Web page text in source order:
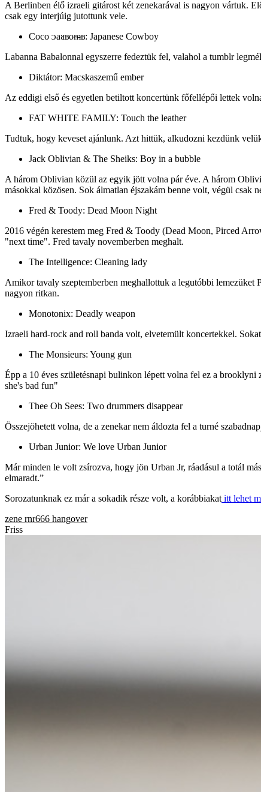
A Berlinben élő izraeli gitárost két zenekarával is nagyon
csak egy interjúig jutottunk vele.
Coco ᴐaᴚᴃoᵯᴃ: Japanese Cowboy
Labanna Babalonnal egyszerre fedeztük fel, valahol a tumblr
Diktátor: Macskaszemű ember
Az eddigi első és egyetlen betiltott koncertünk főfellépői lettek
FAT WHITE FAMILY: Touch the leather
Tudtuk, hogy keveset ajánlunk. Azt hittük, alkudozni kezdünk
Jack Oblivian & The Sheiks: Boy in a bubble
A három Oblivian közül az egyik jött volna pár éve. A három
másokkal közösen. Sok álmatlan éjszakám benne volt, végül csak
Fred & Toody: Dead Moon Night
2016 végén kerestem meg Fred & Toody (Dead Moon, Pirced
"next time". Fred tavaly novemberben meghalt.
The Intelligence: Cleaning lady
Amikor tavaly szeptemberben meghallottuk a legutóbbi
nagyon ritkan.
Monotonix: Deadly weapon
Izraeli hard-rock and roll banda volt, elvetemült koncertekkel.
The Monsieurs: Young gun
Épp a 10 éves születésnapi bulinkon lépett volna fel ez a
she's bad fun"
Thee Oh Sees: Two drummers disappear
Összejöhetett volna, de a zenekar nem áldozta fel a turné
Urban Junior: We love Urban Junior
Már minden le volt zsírozva, hogy jön Urban Jr, ráadásul a totál
elmaradt.”
Sorozatunknak ez már a sokadik része volt, a korábbiakat itt lehet
zene rnr666 hangover
Friss